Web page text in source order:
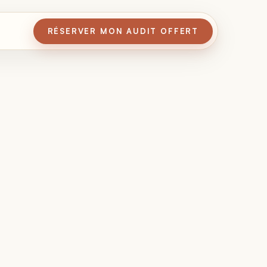
RÉSERVER MON AUDIT OFFERT